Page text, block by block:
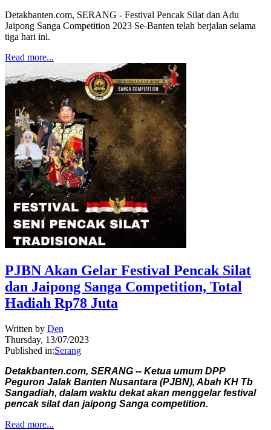
Detakbanten.com, SERANG - Festival Pencak Silat dan Adu
Jaipong Sanga Competition 2023 Se-Banten telah berjalan selama
tiga hari ini.
Read more...
PJBN Akan Gelar Festival Pencak Silat
dan Jaipong Sanga Competition, Total
Hadiah Rp78 Juta
Written by Den
Thursday, 13/07/2023
Published in:Serang
Detakbanten.com, SERANG -- Ketua umum DPP
Peguron Jalak Banten Nusantara (PJBN), Abah KH Tb
Sangadiah, dalam waktu dekat akan menggelar festival
pencak silat dan jaipong Sanga competition.
Read more...